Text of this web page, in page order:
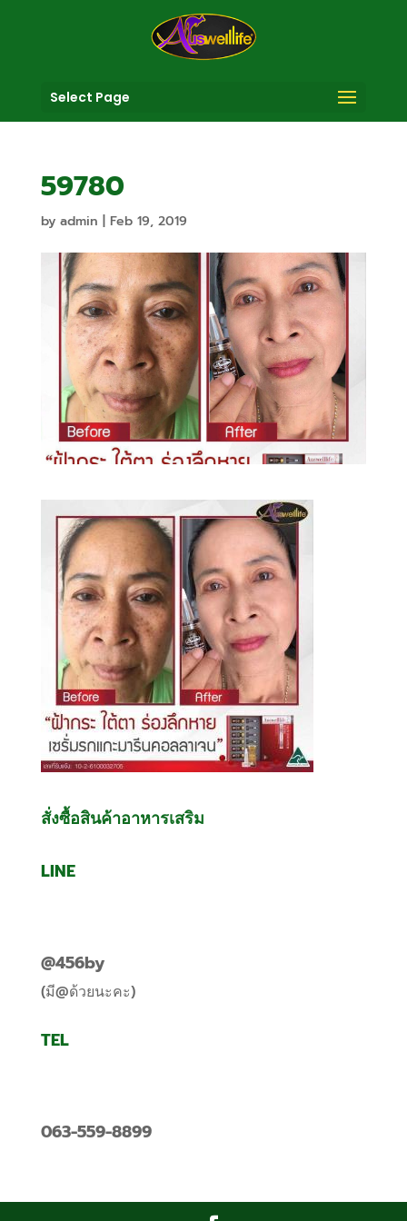
Select Page
59780
by admin Feb 19, 2019
สั่งซื้อสินค้าอาหารเสริม
LINE
@456by
(มี@ด้วยนะคะ)
TEL
063-559-8899